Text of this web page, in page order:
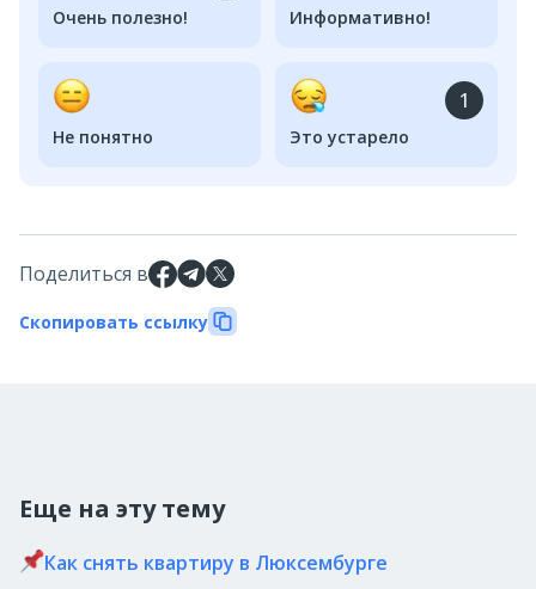
Очень полезно! Информативно!
Не понятно
1
Это устарело
Поделиться в
Скопировать ссылку
Еще на эту тему
Как снять квартиру в Люксембурге